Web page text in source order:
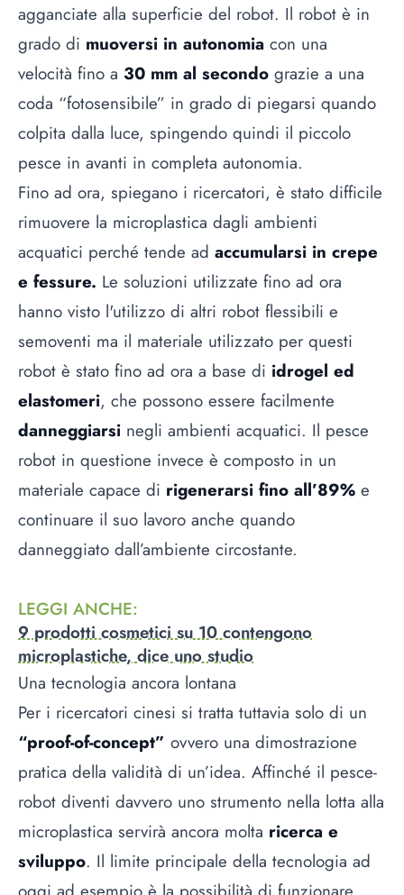
agganciate alla superficie del robot. Il robot è in
grado di muoversi in autonomia con una
velocità fino a 30 mm al secondo grazie a una
coda “fotosensibile” in grado di piegarsi quando
colpita dalla luce, spingendo quindi il piccolo
pesce in avanti in completa autonomia.
Fino ad ora, spiegano i ricercatori, è stato difficile
rimuovere la microplastica dagli ambienti
acquatici perché tende ad accumularsi in crepe
e fessure. Le soluzioni utilizzate fino ad ora
hanno visto l'utilizzo di altri robot flessibili e
semoventi ma il materiale utilizzato per questi
robot è stato fino ad ora a base di idrogel ed
elastomeri, che possono essere facilmente
danneggiarsi negli ambienti acquatici. Il pesce
robot in questione invece è composto in un
materiale capace di rigenerarsi fino all’89% e
continuare il suo lavoro anche quando
danneggiato dall’ambiente circostante.
LEGGI ANCHE:
9 prodotti cosmetici su 10 contengono
microplastiche, dice uno studio
Una tecnologia ancora lontana
Per i ricercatori cinesi si tratta tuttavia solo di un
“proof-of-concept” ovvero una dimostrazione
pratica della validità di un’idea. Affinché il pesce-
robot diventi davvero uno strumento nella lotta alla
microplastica servirà ancora molta ricerca e
sviluppo. Il limite principale della tecnologia ad